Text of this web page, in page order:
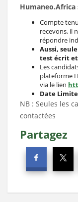
Compte
recevons, il
répondre
Aussi,
test écrit
Les
plateforme
via le lien
Date Limite
NB : Seules les
contactées
Partagez